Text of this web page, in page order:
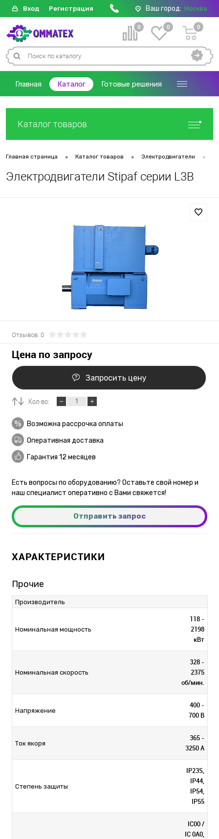
Вход Регистрация Ваш город: Москва
0 0 0
Главная Каталог Готовые решения
Каталог товаров
Главная страница • Каталог товаров • Электродвигатели •
Электродвигатели Stipaf серии L3B
Отзывов: 0
Цена по запросу
Запросить цену
Кол-во:
Возможна рассрочка оплаты
Оперативная доставка
Гарантия 12 месяцев
Есть вопросы по оборудованию? Оставьте свой номер и
наш специалист оперативно с Вами свяжется!
Отправить запрос
ХАРАКТЕРИСТИКИ
Прочие
Производитель
Номинальная мощность
118 -
2198
кВт
Номинальная скорость
328 -
2375
об/мин.
Напряжение
400 -
700 В
Ток якоря
365 -
3250 А
Степень защиты
IP23S,
IP44,
IP54,
IP55
IC00 /
IC 0A0,